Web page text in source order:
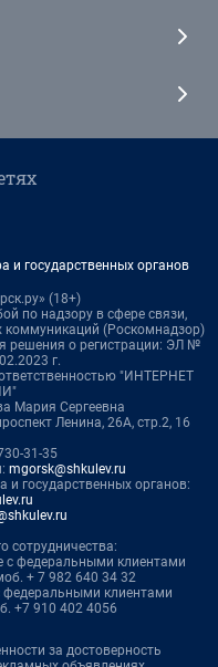
и государственных органов
(18+)
по надзору в сфере связи,
(Роскомнадзор)
решения о регистрации: ЭЛ №
г.
"ИНТЕРНЕТ
Мария Сергеевна
Ленина, 26А, стр.2, 16
31-35
mgorsk@shkulev.ru
государственных органов:
сотрудничества:
федеральными клиентами
+ 7 982 640 34 32
федеральными клиентами
+7 910 402 4056
за достоверность